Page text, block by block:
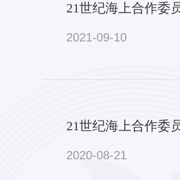
21世纪海上合作委
2021-09-10
21世纪海上合作委
2020-08-21